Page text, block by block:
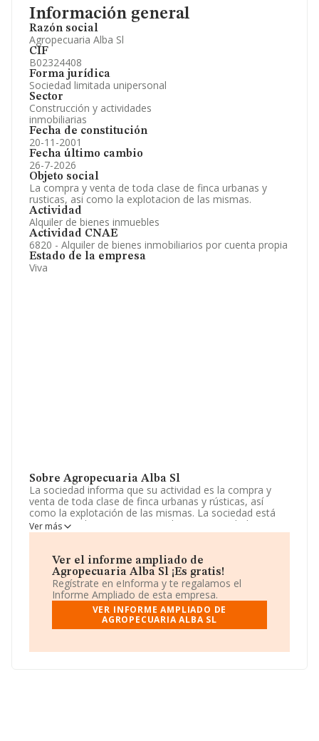
Información general
Razón social
Agropecuaria Alba Sl
CIF
B02324408
Forma jurídica
Sociedad limitada unipersonal
Sector
Construcción y actividades
inmobiliarias
Fecha de constitución
20-11-2001
Fecha último cambio
26-7-2026
Objeto social
La compra y venta de toda clase de finca urbanas y
rusticas, asi como la explotacion de las mismas.
Actividad
Alquiler de bienes inmuebles
Actividad CNAE
6820 - Alquiler de bienes inmobiliarios por cuenta propia
Estado de la empresa
Viva
Sobre Agropecuaria Alba Sl
La sociedad informa que su actividad es la compra y
venta de toda clase de finca urbanas y rústicas, así
como la explotación de las mismas. La sociedad está
inscrita en el Registro Mercantil como Sociedad
Limitada. Su CNAE corresponde a 6820 con código
sociedad no tiene actividad en mercados exteriores.
La plantilla permanece igual y teniendo en cuenta la
información disponible en INFORMA, ha dispuesto de
un número de empleados por encima de la media de
teléfono 965683980 y la dirección de correo es
Ver más
Ver el informe ampliado de
Agropecuaria Alba Sl ¡Es gratis!
Regístrate en eInforma y te regalamos el
Informe Ampliado de esta empresa.
VER INFORME AMPLIADO DE
AGROPECUARIA ALBA SL
Información oficial y registral complementaria.